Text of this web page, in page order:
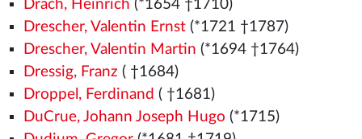
Drach, Heinrich (*1654 †1710)
Drescher, Valentin Ernst(*1721 †1787)
Drescher, Valentin Martin (*1694 †1764)
Dressig, Franz ( †1684)
Droppel, Ferdinand ( †1681)
DuCrue, Johann Joseph Hugo (*1715)